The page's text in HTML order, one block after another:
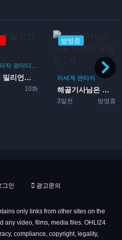
지 코미디 모험
반역성 밀리언아서
10화
방영중
이세계 판타지
해골기사님은 지금 이세계 모...
3일전 방영중
그인 광고문의
only links from other sites on the
any video, films, media files. OHLI24
compliance, copyright, legality,